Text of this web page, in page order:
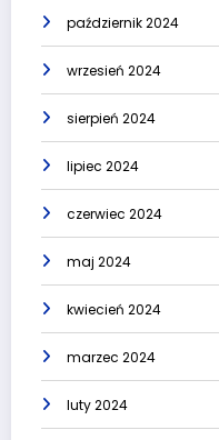
październik 2024
wrzesień 2024
sierpień 2024
lipiec 2024
czerwiec 2024
maj 2024
kwiecień 2024
marzec 2024
luty 2024